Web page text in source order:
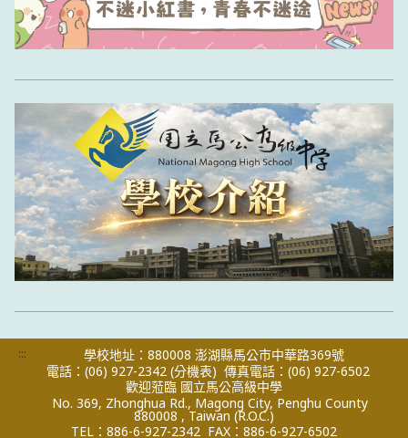
:::
學校地址：880008 澎湖縣馬公市中華路369號
電話：(06) 927-2342 (分機表) 傳真電話：(06) 927-6502
歡迎蒞臨 國立馬公高級中學
No. 369, Zhonghua Rd., Magong City, Penghu County
880008 , Taiwan (R.O.C.)
TEL：886-6-927-2342 FAX：886-6-927-6502